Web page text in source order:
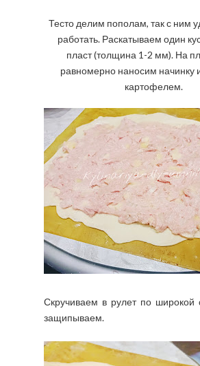
Тесто делим пополам, так с ним
работать. Раскатываем один
пласт (толщина 1-2 мм). На
равномерно наносим начинку
картофелем.
Скручиваем в рулет по широкой
защипываем.